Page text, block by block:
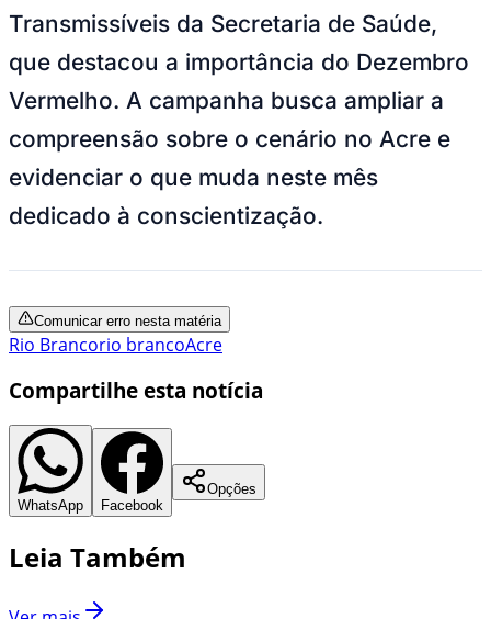
Transmissíveis da Secretaria de Saúde,
que destacou a importância do Dezembro
Vermelho. A campanha busca ampliar a
compreensão sobre o cenário no Acre e
evidenciar o que muda neste mês
dedicado à conscientização.
Comunicar erro nesta matéria
Rio Brancorio brancoAcre
Compartilhe esta notícia
WhatsApp Facebook
Opções
Leia Também